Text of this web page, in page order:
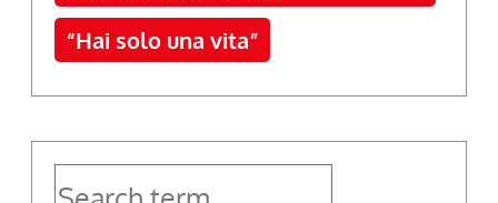
“Hai solo una vita”